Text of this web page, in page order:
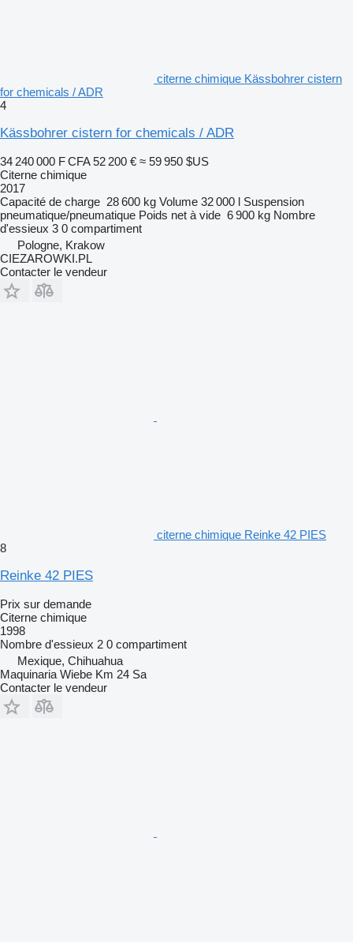
citerne chimique Kässbohrer cistern
for chemicals / ADR
4
Kässbohrer cistern for chemicals / ADR
34 240 000 F CFA 52 200 € ≈ 59 950 $US
Citerne chimique
2017
Capacité de charge 28 600 kg Volume 32 000 l Suspension
pneumatique/pneumatique Poids net à vide 6 900 kg Nombre
d'essieux 3 0 compartiment
Pologne, Krakow
CIEZAROWKI.PL
Contacter le vendeur
citerne chimique Reinke 42 PIES
8
Reinke 42 PIES
Prix sur demande
Citerne chimique
1998
Nombre d'essieux 2 0 compartiment
Mexique, Chihuahua
Maquinaria Wiebe Km 24 Sa
Contacter le vendeur